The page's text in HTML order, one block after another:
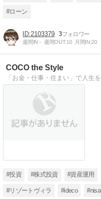
#ローン
2103379 3
週間IN:- 週間OUT:10 月間IN:20
COCO the Style
#投資 #株式投資 #資産運用
#リゾートヴィラ #ideco #nisa